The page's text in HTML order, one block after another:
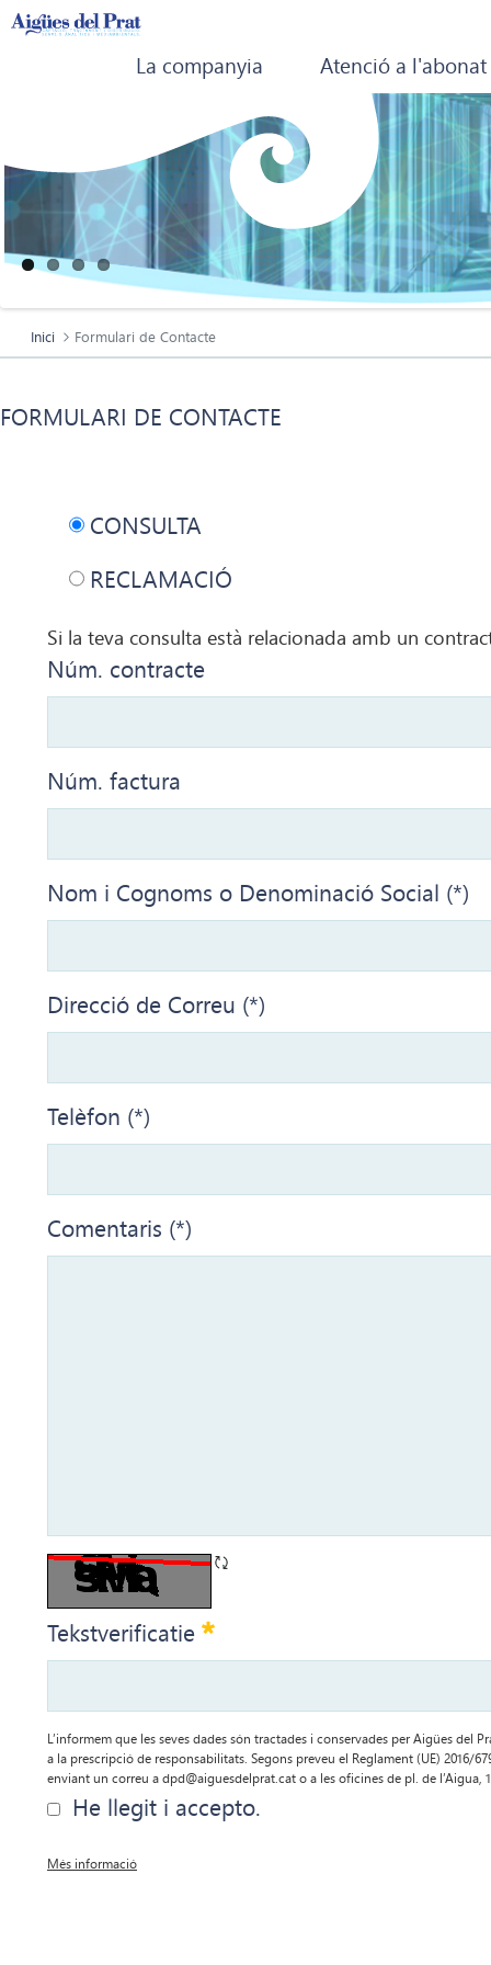
La companyia Atenció a l'abonat
Inici Formulari de Contacte
FORMULARI DE CONTACTE
CONSULTA
RECLAMACIÓ
Si la teva consulta està relacionada amb un
Núm. contracte
Núm. factura
Nom i Cognoms o Denominació Social (*)
Direcció de Correu (*)
Telèfon (*)
Comentaris (*)
Tekstverificatie Vereist
L’informem que les seves dades són tractades i conservades per Aigües
a la prescripció de responsabilitats. Segons preveu el Reglament (UE) 2016/
enviant un correu a dpd@aiguesdelprat.cat o a les oficines de pl. de l’Aigua,
He llegit i accepto.
Més informació